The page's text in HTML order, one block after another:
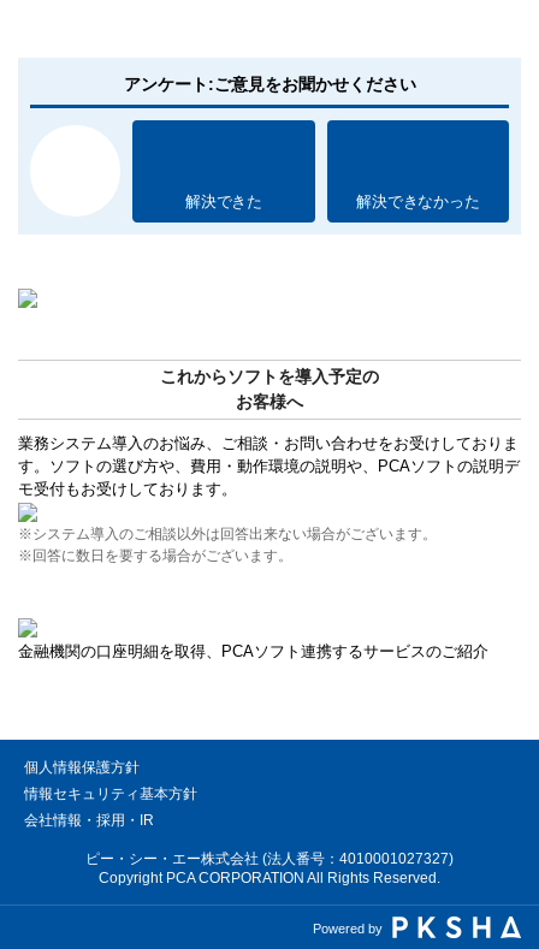
アンケート:ご意見をお聞かせください
解決できた 解決できなかった
これからソフトを導入予定の
お客様へ
業務システム導入のお悩み、ご相談・お問い合わせをお受けしておりま
す。ソフトの選び方や、費用・動作環境の説明や、PCAソフトの説明デ
モ受付もお受けしております。
※システム導入のご相談以外は回答出来ない場合がございます。
※回答に数日を要する場合がございます。
金融機関の口座明細を取得、PCAソフト連携するサービスのご紹介
個人情報保護方針
情報セキュリティ基本方針
会社情報・採用・IR
ピー・シー・エー株式会社 (法人番号：4010001027327)
Copyright PCA CORPORATION All Rights Reserved.
Powered by